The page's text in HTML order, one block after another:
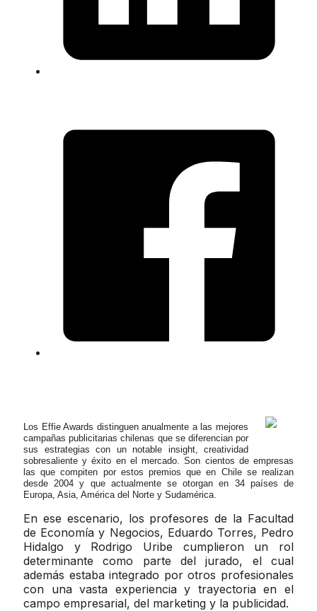
Los Effie Awards distinguen anualmente a las mejores
campañas publicitarias chilenas que se diferencian por
sus estrategias con un notable insight, creatividad
sobresaliente y éxito en el mercado. Son cientos de empresas
las que compiten por estos premios que en Chile se realizan
desde 2004 y que actualmente se otorgan en 34 países de
Europa, Asia, América del Norte y Sudamérica.
En ese escenario, los profesores de la Facultad
de Economía y Negocios, Eduardo Torres, Pedro
Hidalgo y Rodrigo Uribe cumplieron un rol
determinante como parte del jurado, el cual
además estaba integrado por otros profesionales
con una vasta experiencia y trayectoria en el
campo empresarial, del marketing y la publicidad.